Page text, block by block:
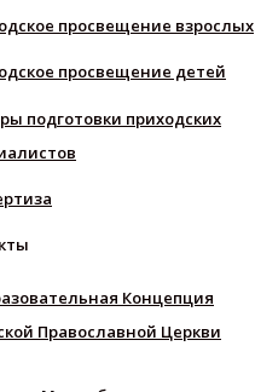
просвещение взрослых
просвещение детей
подготовки приходских
Концепция
Православной Церкви